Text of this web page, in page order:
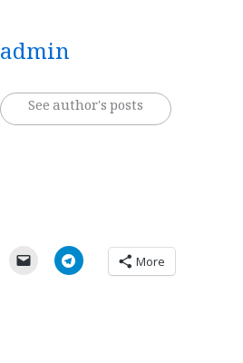
admin
See author's posts
More